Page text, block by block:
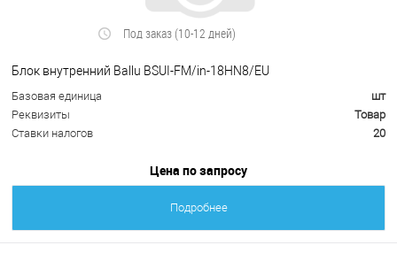
Под заказ (10-12 дней)
Блок внутренний Ballu BSUI-FM/in-18HN8/EU
Базовая единица
шт
Реквизиты
Товар
Ставки налогов
20
Цена по запросу
Подробнее